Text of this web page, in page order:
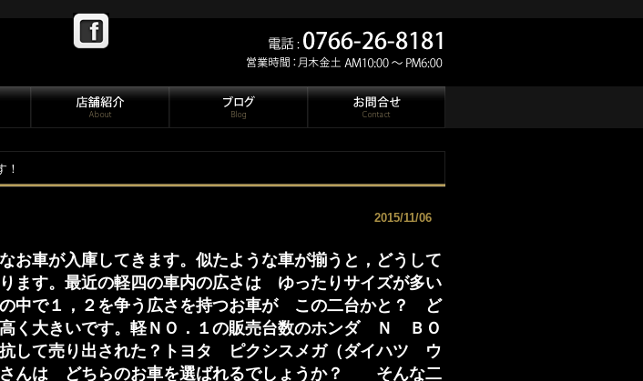
！
2015/11/06
お車が入庫してきます。似たような車が揃うと，どうして
ます。最近の軽四の車内の広さは ゆったりサイズが多い
中で１，２を争う広さを持つお車が この二台かと？ ど
く大きいです。軽ＮＯ．１の販売台数のホンダ Ｎ ＢＯ
抗して売り出された？トヨタ ピクシスメガ（ダイハツ ウ
んは どちらのお車を選ばれるでしょうか？ そんな二